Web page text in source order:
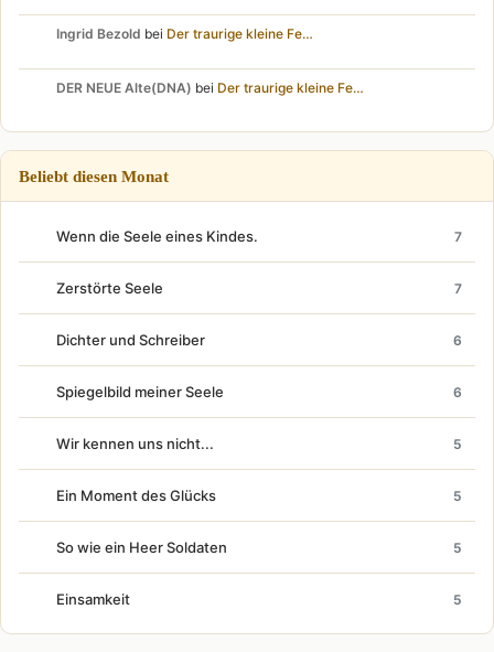
Ingrid Bezold bei Der traurige kleine Fe…
DER NEUE Alte(DNA) bei Der traurige kleine Fe…
Beliebt diesen Monat
Wenn die Seele eines Kindes. 7
Zerstörte Seele 7
Dichter und Schreiber 6
Spiegelbild meiner Seele 6
Wir kennen uns nicht... 5
Ein Moment des Glücks 5
So wie ein Heer Soldaten 5
Einsamkeit 5